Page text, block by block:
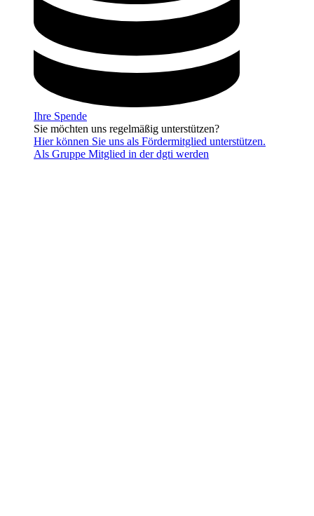
Ihre Spende
Sie möchten uns regelmäßig unterstützen?
Hier können Sie uns als Fördermitglied unterstützen.
Als Gruppe Mitglied in der dgti werden